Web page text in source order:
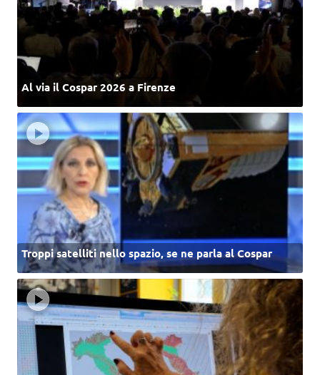
Al via il Cospar 2026 a Firenze
Troppi satelliti nello spazio, se ne parla al Cospar